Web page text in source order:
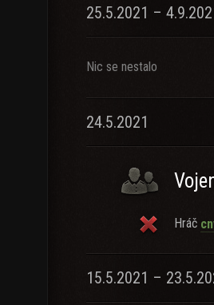
25.5.2021 –
Nic se nestalo
24.5.2021
Hráč
15.5.2021 –